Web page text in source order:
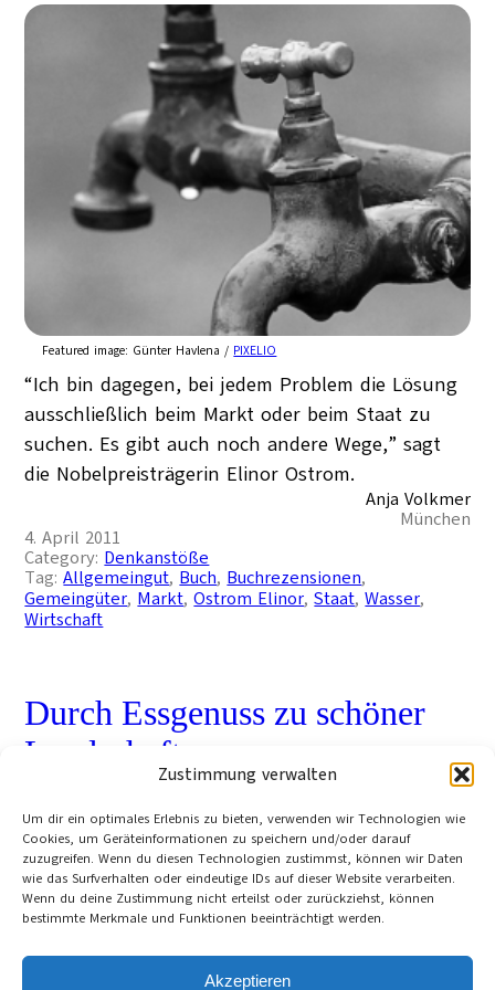
Zustimmung verwalten
Um dir ein optimales Erlebnis zu bieten, verwenden wir Technologien wie
Cookies, um Geräteinformationen zu speichern und/oder darauf
zuzugreifen. Wenn du diesen Technologien zustimmst, können wir Daten
wie das Surfverhalten oder eindeutige IDs auf dieser Website verarbeiten.
Wenn du deine Zustimmung nicht erteilst oder zurückziehst, können
bestimmte Merkmale und Funktionen beeinträchtigt werden.
Akzeptieren
Featured image: Günter Havlena / PIXELIO
“Ich bin dagegen, bei jedem Problem die Lösung
ausschließlich beim Markt oder beim Staat zu
suchen. Es gibt auch noch andere Wege,” sagt
die Nobelpreisträgerin Elinor Ostrom.
Anja Volkmer
München
4. April 2011
Category: Denkanstöße
Tag:Allgemeingut, Buch, Buchrezensionen
Gemeingüter, Markt, Ostrom Elinor, Staat, Wasser
Wirtschaft
Durch Essgenuss zu schöner
Landschaft
Ein neues Buch zeigt den Zusammenhang
zwischen landwirtschaftlicher Produktion,
Ernährungskultur und der Attraktivität von
Kulturlandschaften.
30. März 2011